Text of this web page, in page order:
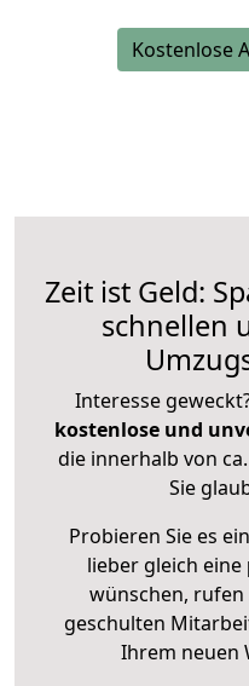
Kostenlose
Zeit ist Geld:
schnellen
Interesse
kostenlose und
die innerhalb von
Sie
Probieren Sie es
lieber gleich eine
wünschen, rufen
geschulten
Ihrem neuen